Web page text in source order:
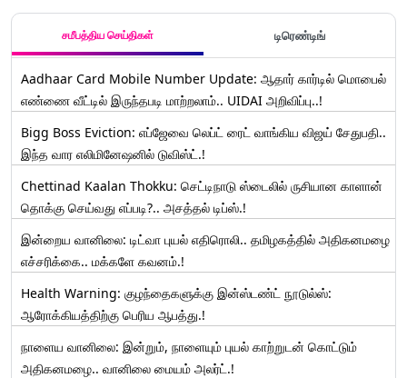
சமீபத்திய செய்திகள் டிரெண்டிங்
Aadhaar Card Mobile Number Update: ஆதார் கார்டில் மொபைல்
எண்ணை வீட்டில் இருந்தபடி மாற்றலாம்.. UIDAI அறிவிப்பு..!
Bigg Boss Eviction: எப்ஜேவை லெப்ட் ரைட் வாங்கிய விஜய் சேதுபதி..
இந்த வார எலிமினேஷனில் டுவிஸ்ட்.!
Chettinad Kaalan Thokku: செட்டிநாடு ஸ்டைலில் ருசியான காளான்
தொக்கு செய்வது எப்படி?.. அசத்தல் டிப்ஸ்.!
இன்றைய வானிலை: டிட்வா புயல் எதிரொலி.. தமிழகத்தில் அதிகனமழை
எச்சரிக்கை.. மக்களே கவனம்.!
Health Warning: குழந்தைகளுக்கு இன்ஸ்டண்ட் நூடுல்ஸ்:
ஆரோக்கியத்திற்கு பெரிய ஆபத்து.!
நாளைய வானிலை: இன்றும், நாளையும் புயல் காற்றுடன் கொட்டும்
அதிகனமழை.. வானிலை மையம் அலர்ட்.!